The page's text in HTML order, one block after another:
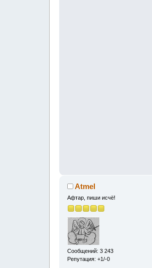
Atmel
Афтар, пиши исчё!
Сообщений: 3 243
Репутация: +1/-0